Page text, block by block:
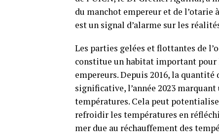
du manchot empereur et de l’otarie
est un signal d’alarme sur les
Les parties gelées et flottantes de
constitue un habitat important pour
empereurs. Depuis 2016, la quantité
significative, l’année 2023
températures. Cela peut
refroidir les températures en
mer due au réchauffement des